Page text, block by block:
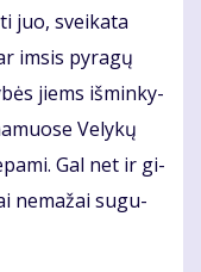
juo, svei­ka­ta
im­sis py­ra­gų
jiems iš­min­ky­
Ve­ly­kų
Gal net ir gi­
ne­ma­žai su­gu­